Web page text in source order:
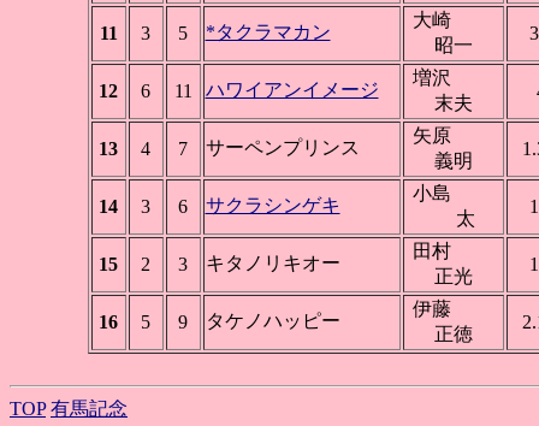
11 3 5 *タクラマカン
大崎
昭一
12 6 11 ハワイアンイメージ
増沢
末夫
13 4 7 サーペンプリンス
矢原
義明
14 3 6 サクラシンゲキ
小島
太
15 2 3 キタノリキオー
田村
正光
16 5 9 タケノハッピー
伊藤
正徳
TOP 有馬記念